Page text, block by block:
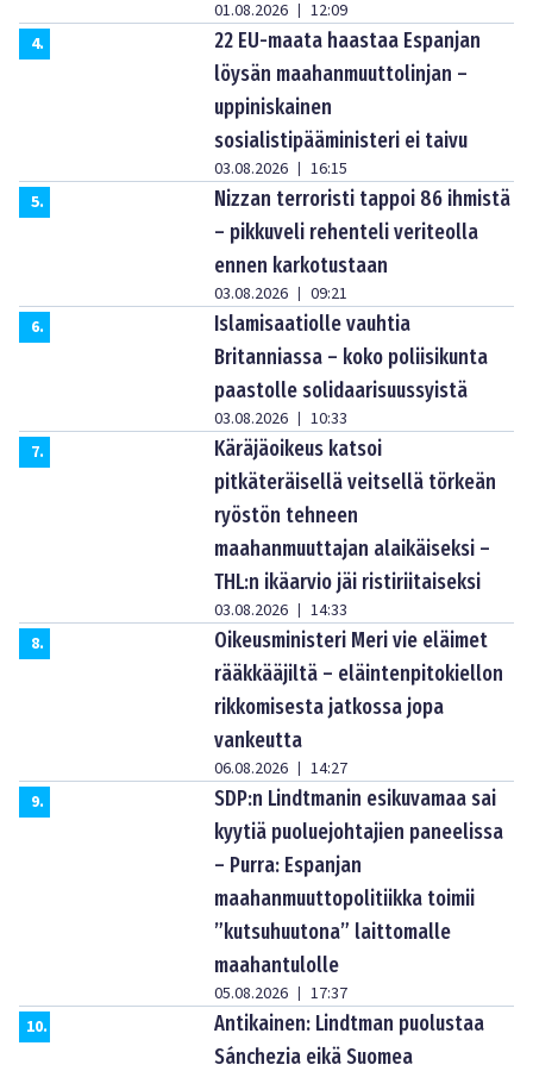
01.08.2026 | 12:09
4.
22 EU-maata haastaa Espanjan
löysän maahanmuuttolinjan –
uppiniskainen
sosialistipääministeri ei taivu
03.08.2026 | 16:15
5.
Nizzan terroristi tappoi 86 ihmistä
– pikkuveli rehenteli veriteolla
ennen karkotustaan
03.08.2026 | 09:21
6.
Islamisaatiolle vauhtia
Britanniassa – koko poliisikunta
paastolle solidaarisuussyistä
03.08.2026 | 10:33
7.
Käräjäoikeus katsoi
pitkäteräisellä veitsellä törkeän
ryöstön tehneen
maahanmuuttajan alaikäiseksi –
THL:n ikäarvio jäi ristiriitaiseksi
03.08.2026 | 14:33
8.
Oikeusministeri Meri vie eläimet
rääkkääjiltä – eläintenpitokiellon
rikkomisesta jatkossa jopa
vankeutta
06.08.2026 | 14:27
9.
SDP:n Lindtmanin esikuvamaa sai
kyytiä puoluejohtajien paneelissa
– Purra: Espanjan
maahanmuuttopolitiikka toimii
”kutsuhuutona” laittomalle
maahantulolle
05.08.2026 | 17:37
10.
Antikainen: Lindtman puolustaa
Sánchezia eikä Suomea